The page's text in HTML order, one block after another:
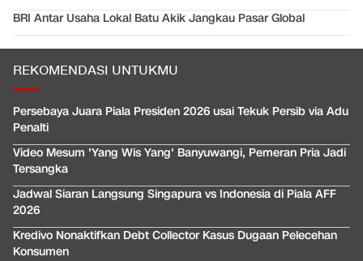
BRI Antar Usaha Lokal Batu Akik Jangkau Pasar Global
REKOMENDASI UNTUKMU
Persebaya Juara Piala Presiden 2026 usai Tekuk Persib via Adu
Penalti
Video Mesum 'Yang Wis Yang' Banyuwangi, Pemeran Pria Jadi
Tersangka
Jadwal Siaran Langsung Singapura vs Indonesia di Piala AFF
2026
Kredivo Nonaktifkan Debt Collector Kasus Dugaan Pelecehan
Konsumen